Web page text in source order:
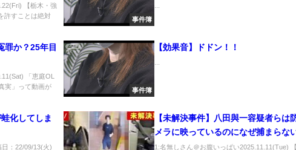
しながら少
【栃木・強
許すことは絶対
事件簿
罪か？25年目
「恵庭OL
実」って動画が
事件簿
【効果音】ドドン！！
化してしま
：22/09/13(火)
【未解決事件】八田與一容疑者らは
メラに映っているのになぜ捕まらな
の死も…時効を迎えた遺族の無念｜
1:名無しさん＠お腹いっぱい2025.11.11(Tue)